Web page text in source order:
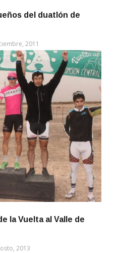
del duatlón de
2011
la Vuelta al Valle de
2013